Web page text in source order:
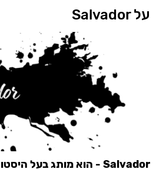
על Salvador
Salvador - הוא מותג בעל היסטוריה שהחלה ב-Daly Code.